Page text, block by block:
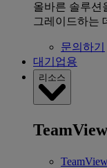
올바른 솔루션
그레이드하는
문의하기
대기업용
리소스